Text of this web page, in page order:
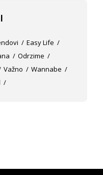
Easy Life
Odrzime
Važno
Wannabe